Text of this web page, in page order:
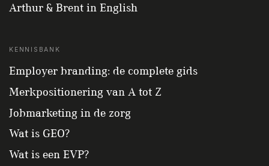
Arthur & Brent in English
KENNISBANK
Employer branding: de complete gids
Merkpositionering van A tot Z
Jobmarketing in de zorg
Wat is GEO?
Wat is een EVP?